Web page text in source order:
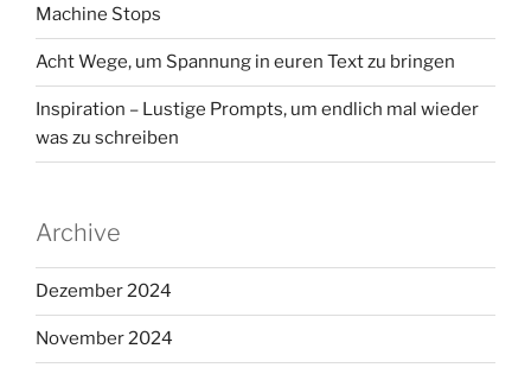
Machine Stops
Acht Wege, um Spannung in euren Text zu bringen
Inspiration – Lustige Prompts, um endlich mal wieder
was zu schreiben
Archive
Dezember 2024
November 2024